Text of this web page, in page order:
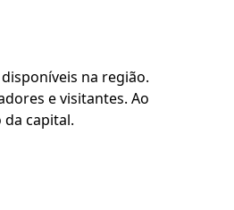
na região.
e visitantes. Ao
capital.